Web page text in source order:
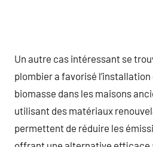
Un autre cas intéressant se
plombier a favorisé
biomasse dans les maisons
utilisant des matériaux
permettent de réduire les